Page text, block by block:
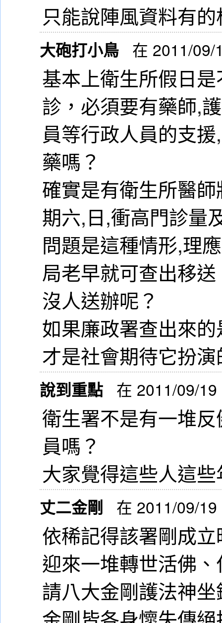
只能說陣風資料有
大砲打小鳥 在 2011/09/
基本上衛生所假日
診，必須要有藥師,
員等行政人員的支
藥嗎？
確實是有衛生所醫
期六,日,衝高門診量
問題是這種情形,理
局老早就可查出移
沒人送辦呢？
如果廉政署查出來
才是社會期待它扮
說到重點 在 2011/09/
衛生署不是有一堆
員嗎？
大家覺得這些人這
丈二金剛 在 2011/09/
依稀記得該署剛成
迎來一堆轉世活佛
請八大金剛護法神